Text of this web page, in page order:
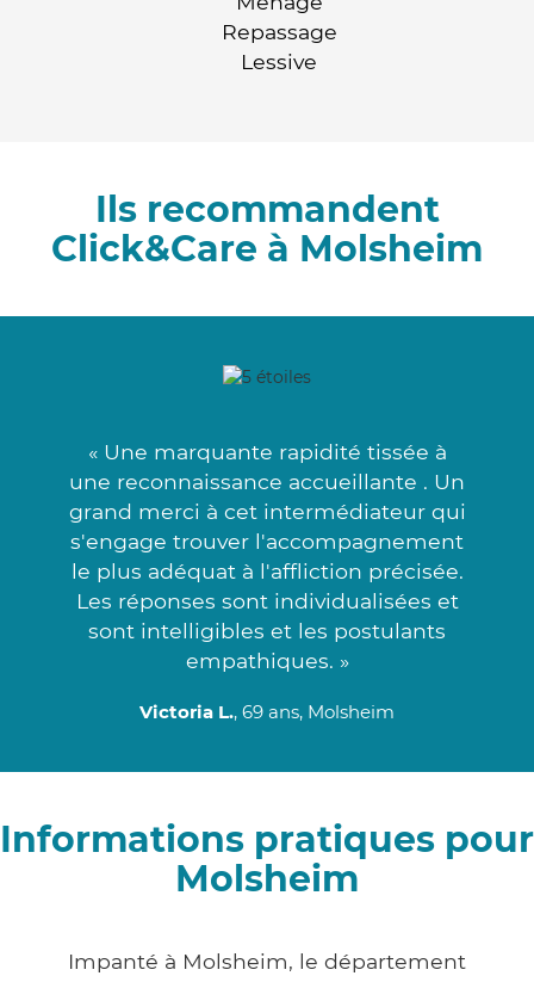
Repassage
Lessive
Ils recommandent
Click&Care à Molsheim
« Une marquante rapidité tissée à
une reconnaissance accueillante . Un
grand merci à cet intermédiateur qui
s'engage trouver l'accompagnement
le plus adéquat à l'affliction précisée.
Les réponses sont individualisées et
sont intelligibles et les postulants
empathiques. »
Victoria L., 69 ans, Molsheim
Informations pratiques pour
Molsheim
Impanté à Molsheim, le département